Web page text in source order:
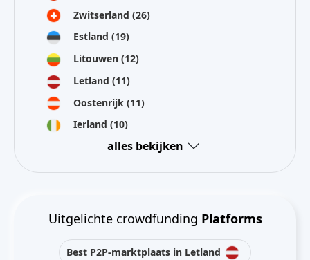
Zwitserland (26)
Estland (19)
Litouwen (12)
Letland (11)
Oostenrijk (11)
Ierland (10)
alles bekijken
Uitgelichte crowdfunding Platforms
Best P2P-marktplaats in Letland